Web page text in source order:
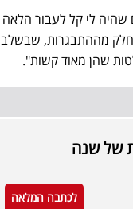
לי קל לעבור הלאה
חלק מההתבגרות, שבשלב
שהן מאוד קשות".
של שנה
לכתבה המלאה